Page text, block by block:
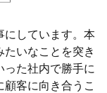
にしています。本
いなことを突き
った社内で勝手に
客に向き合うこ